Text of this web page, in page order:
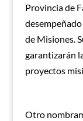
Provincia de
de Misiones.
garantizarán
proyectos
Otro